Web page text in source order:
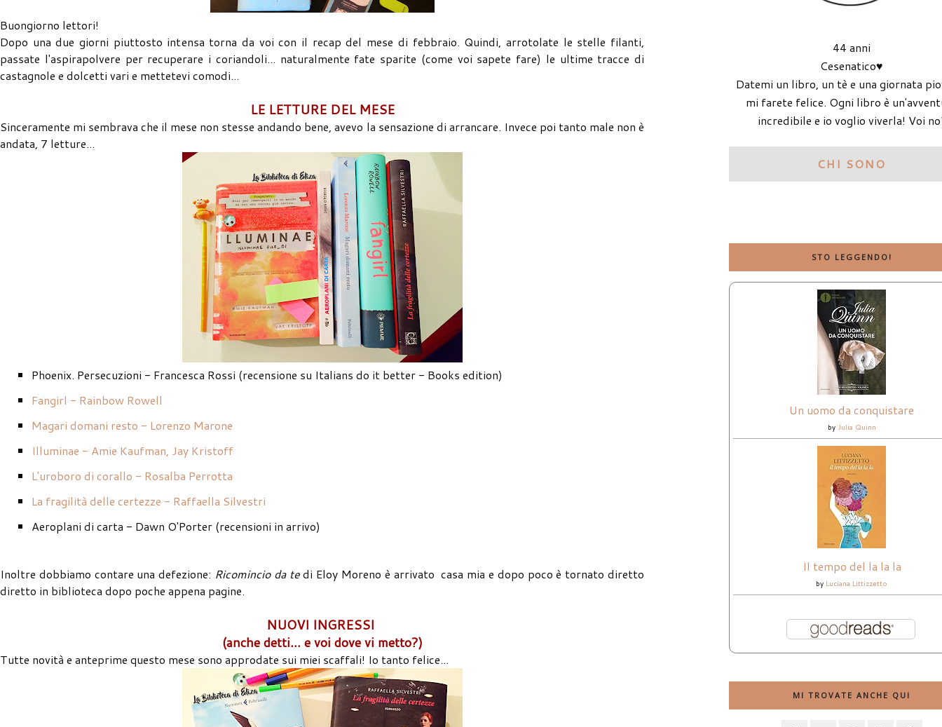
Buongiorno lettori!
Dopo una due giorni piuttosto intensa torna da voi con il recap del mese di febbraio. Quindi, arrotolate le stelle filanti,
passate l'aspirapolvere per recuperare i coriandoli... naturalmente fate sparite (come voi sapete fare) le ultime tracce di
castagnole e dolcetti vari e mettetevi comodi...
LE LETTURE DEL MESE
Sinceramente mi sembrava che il mese non stesse andando bene, avevo la sensazione di arrancare. Invece poi tanto male non è
andata, 7 letture...
Phoenix. Persecuzioni - Francesca Rossi (recensione su Italians do it better - Books edition)
Fangirl - Rainbow Rowell
Magari domani resto - Lorenzo Marone
Illuminae - Amie Kaufman, Jay Kristoff
L'uroboro di corallo - Rosalba Perrotta
La fragilità delle certezze - Raffaella Silvestri
Aeroplani di carta - Dawn O'Porter (recensioni in arrivo)
Inoltre dobbiamo contare una defezione: Ricomincio da tedi Eloy Moreno è arrivato casa mia e dopo poco è tornato diretto
diretto in biblioteca dopo poche appena pagine.
NUOVI INGRESSI
(anche detti... e voi dove vi metto?)
Tutte novità e anteprime questo mese sono approdate sui miei scaffali! Io tanto felice...
44 anni
Cesenatico♥
Datemi un libro, un tè e una giornata
mi farete felice. Ogni libro è
incredibile e io voglio viverla! Voi
CHI SONO
STO LEGGENDO!
Un uomo da conquistare
by Julia Quinn
Il tempo del la la la
by Luciana Littizzetto
MI TROVATE ANCHE QUI